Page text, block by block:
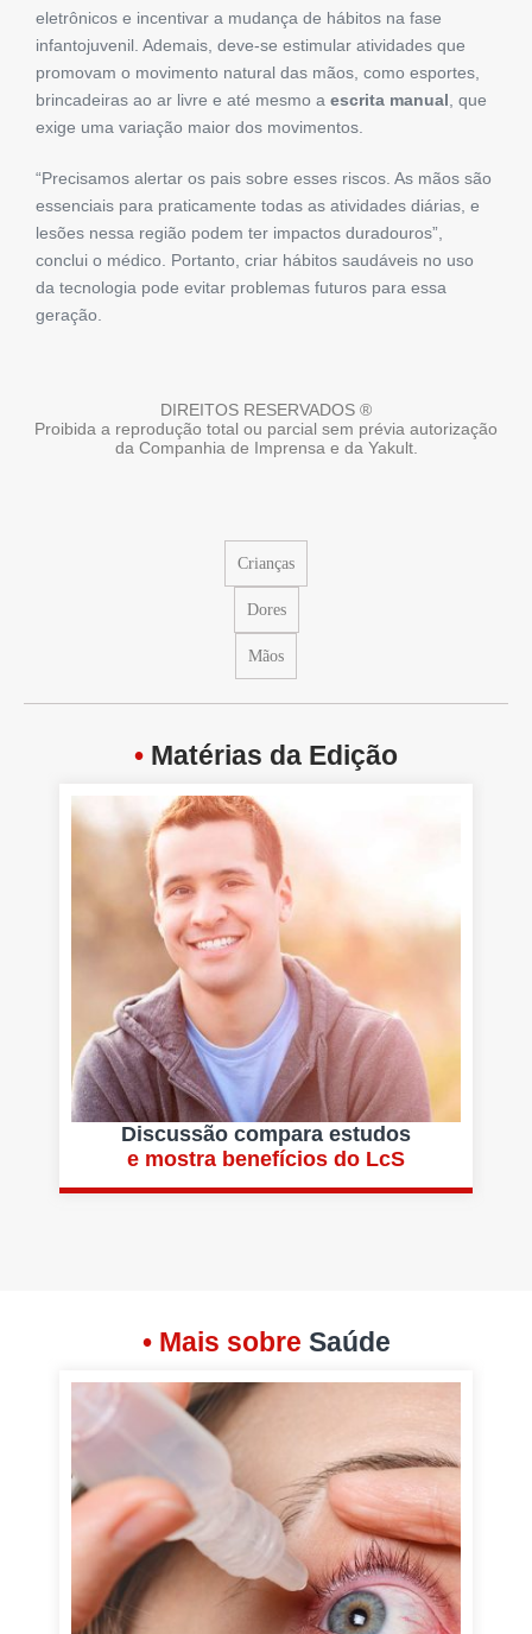
eletrônicos e incentivar a mudança de hábitos na fase
infantojuvenil. Ademais, deve-se estimular atividades que
promovam o movimento natural das mãos, como esportes,
brincadeiras ao ar livre e até mesmo a escrita manual, que
exige uma variação maior dos movimentos.
“Precisamos alertar os pais sobre esses riscos. As mãos são
essenciais para praticamente todas as atividades diárias, e
lesões nessa região podem ter impactos duradouros”,
conclui o médico. Portanto, criar hábitos saudáveis no uso
da tecnologia pode evitar problemas futuros para essa
geração.
DIREITOS RESERVADOS ®
Proibida a reprodução total ou parcial sem prévia autorização
da Companhia de Imprensa e da Yakult.
Crianças
Dores
Mãos
• Matérias da Edição
Discussão compara estudos
e mostra benefícios do LcS
• Mais sobre Saúde